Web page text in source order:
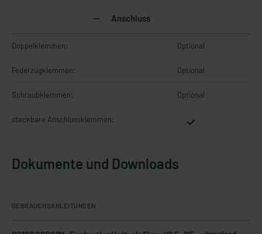
Anschluss
Doppelklemmen: Optional
Federzugklemmen: Optional
Schraubklemmen: Optional
steckbare Anschlussklemmen:
Dokumente und Downloads
GEBRAUCHSANLEITUNGEN